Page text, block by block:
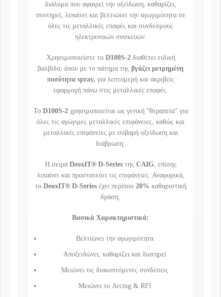
διάλυμα που αφαιρεί την οξείδωση, καθαρίζει,
συντηρεί, λιπαίνει και βελτιώνει την αγωγιμότητα σε
όλες τις μεταλλικές επαφές και συνδέσμους
ηλεκτρονικών συσκευών.
Χρησιμοποιείστε το D100S-2 διαθέτει ειδική
βαλβίδα, όπου με το πάτημα της βγάζει μετρημένη
ποσότητα spray, για λεπτομερή και ακριβείς
εφαρμογή πάνω στις μεταλλικές επαφές.
Το D100S-2 χρησιμοποιείται ως γενική “θεραπεία” για
όλες τις αγώγιμες μεταλλικές επιφάνειες, καθώς και
μεταλλικές επιφάνειες με σοβαρή οξείδωση και
διάβρωση.
Η σειρά DeoxIT® D-Seriesτης CAIG, επίσης
λιπαίνει και προστατεύει τις επιφάνειες. Αναφορικά,
το DeoxIT® D-Seriesέχει περίπου 20% καθαριστική
δράση.
Βασικά Χαρακτηριστικά:
Βελτιώνει την αγωγιμότητα
Αποξειδώνει, καθαρίζει και διατηρεί
Μειώνει τις διακοπτόμενες συνδέσεις
Μειώνει το Arcing & RFI